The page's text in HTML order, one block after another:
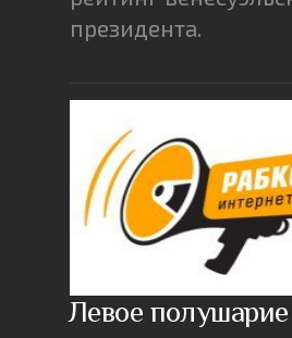
президента.
Левое полушарие